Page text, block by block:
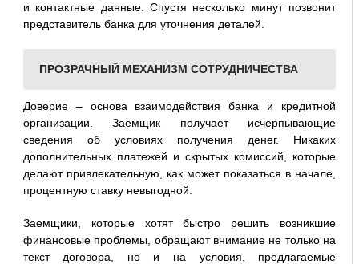
и контактные данные. Спустя несколько минут позвонит
представитель банка для уточнения деталей.
ПРОЗРАЧНЫЙ МЕХАНИЗМ СОТРУДНИЧЕСТВА
Доверие – основа взаимодействия банка и кредитной
организации. Заемщик получает исчерпывающие
сведения об условиях получения денег. Никаких
дополнительных платежей и скрытых комиссий, которые
делают привлекательную, как может показаться в начале,
процентную ставку невыгодной.
Заемщики, которые хотят быстро решить возникшие
финансовые проблемы, обращают внимание не только на
текст договора, но и на условия, предлагаемые